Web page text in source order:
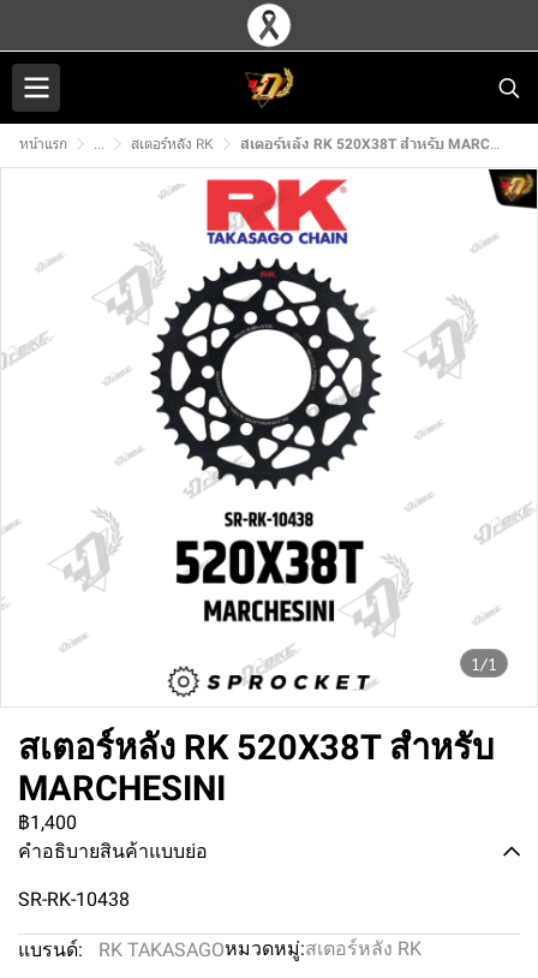
หน้าแรก ... สเตอร์หลัง RK สเตอร์หลัง RK 520X38T สำหรับ MARCHESINI
1/1
สเตอร์หลัง RK 520X38T สำหรับ
MARCHESINI
฿1,400
คำอธิบายสินค้าแบบย่อ
SR-RK-10438
แบรนด์: RK TAKASAGOหมวดหมู่:สเตอร์หลัง RK